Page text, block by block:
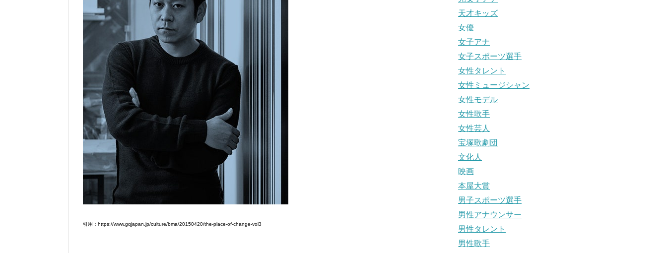
引用：https://www.gqjapan.jp/culture/bma/20150420/the-place-of-change-vol3
天才キッズ
女優
女子アナ
女子スポーツ選手
女性タレント
女性ミュージシャン
女性モデル
女性歌手
女性芸人
宝塚歌劇団
文化人
映画
本屋大賞
男子スポーツ選手
男性アナウンサー
男性タレント
男性歌手